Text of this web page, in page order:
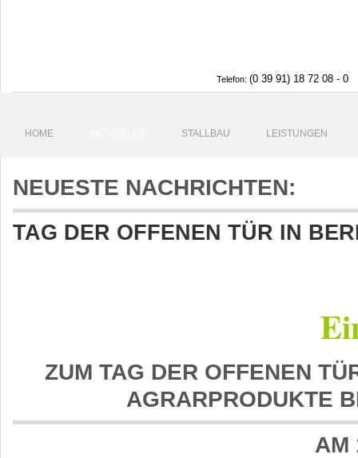
Telefon: (0 39 91) 18 72 08 - 0
HOME STALLBAU LEISTUNGEN
NEUESTE NACHRICHTEN:
TAG DER OFFENEN TÜR IN
ZUM TAG DER OFFENEN
AGRARPRODUKTE
AM